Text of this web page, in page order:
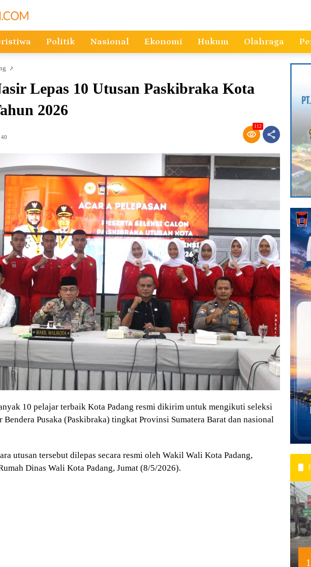
Politik Nasional Ekonomi Hukum Olahraga
Lepas 10 Utusan Paskibraka Kota
2026
112
10 pelajar terbaik Kota Padang resmi dikirim untuk mengikuti seleksi
Bendera Pusaka (Paskibraka) tingkat Provinsi Sumatera Barat dan nasional
utusan tersebut dilepas secara resmi oleh Wakil Wali Kota Padang,
Dinas Wali Kota Padang, Jumat (8/5/2026).
1